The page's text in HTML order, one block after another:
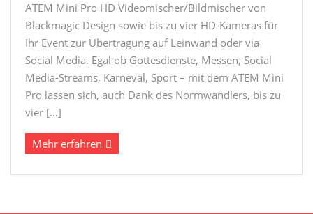
ATEM Mini Pro HD Videomischer/Bildmischer von
Blackmagic Design sowie bis zu vier HD-Kameras für
Ihr Event zur Übertragung auf Leinwand oder via
Social Media. Egal ob Gottesdienste, Messen, Social
Media-Streams, Karneval, Sport – mit dem ATEM Mini
Pro lassen sich, auch Dank des Normwandlers, bis zu
vier […]
Mehr erfahren